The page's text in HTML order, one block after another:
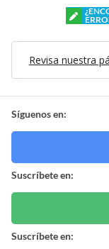
Revisa nuestra
Síguenos en:
Suscríbete en:
Suscríbete en: